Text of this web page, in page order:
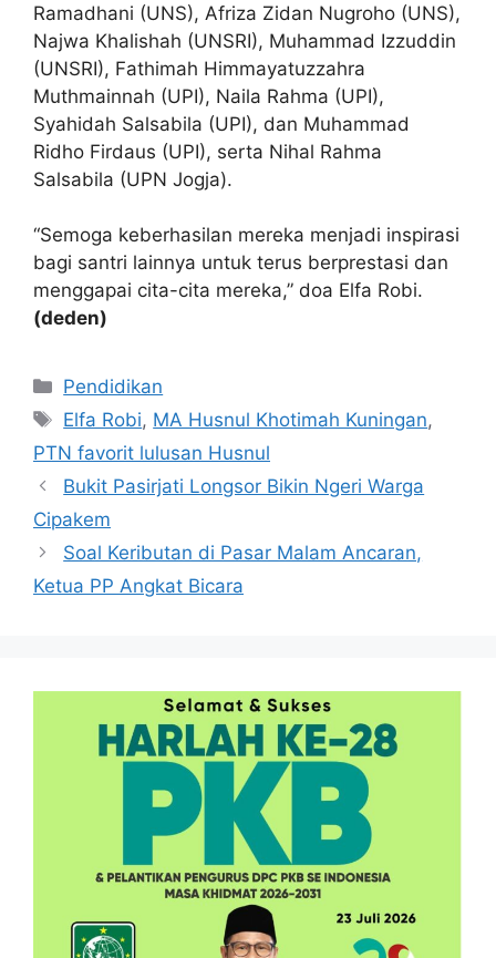
Ramadhani (UNS), Afriza Zidan Nugroho (UNS),
Najwa Khalishah (UNSRI), Muhammad Izzuddin
(UNSRI), Fathimah Himmayatuzzahra
Muthmainnah (UPI), Naila Rahma (UPI),
Syahidah Salsabila (UPI), dan Muhammad
Ridho Firdaus (UPI), serta Nihal Rahma
Salsabila (UPN Jogja).
“Semoga keberhasilan mereka menjadi inspirasi
bagi santri lainnya untuk terus berprestasi dan
menggapai cita-cita mereka,” doa Elfa Robi.
(deden)
Kategori
Pendidikan
Tag
Elfa Robi, MA Husnul Khotimah Kuningan,
PTN favorit lulusan Husnul
Bukit Pasirjati Longsor Bikin Ngeri Warga
Cipakem
Soal Keributan di Pasar Malam Ancaran,
Ketua PP Angkat Bicara